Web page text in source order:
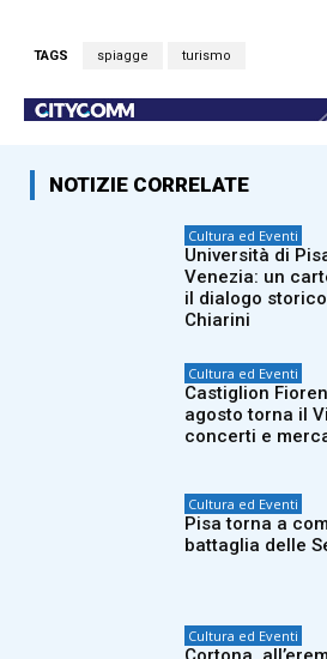
TAGS spiagge turismo
NOTIZIE CORRELATE
Cultura ed Eventi
Università di
Venezia: un
il dialogo
Chiarini
Cultura ed Eventi
Castiglion
agosto torna il
concerti e
Cultura ed Eventi
Pisa torna a
battaglia delle
Cultura ed Eventi